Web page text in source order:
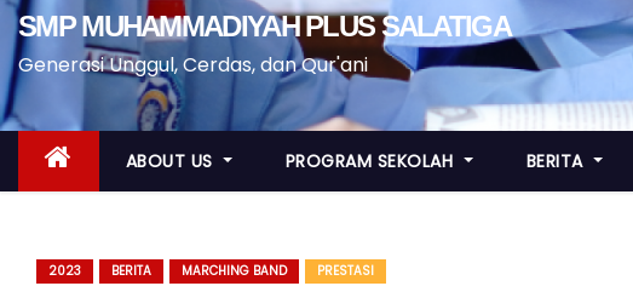
SMP MUHAMMADIYAH PLUS SALATIGA
Generasi Unggul, Cerdas, dan Qur'ani
ABOUT US PROGRAM SEKOLAH BERITA
2023 BERITA MARCHING BAND PRESTASI